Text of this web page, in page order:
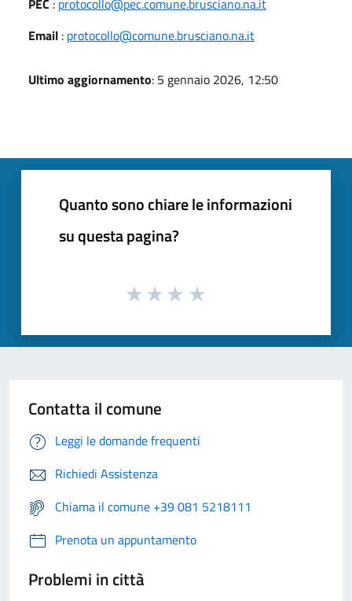
Email : protocollo@comune.brusciano.na.it
Ultimo aggiornamento: 5 gennaio 2026, 12:50
Quanto sono chiare le informazioni
su questa pagina?
Contatta il comune
Leggi le domande frequenti
Richiedi Assistenza
Chiama il comune +39 081 5218111
Prenota un appuntamento
Problemi in città